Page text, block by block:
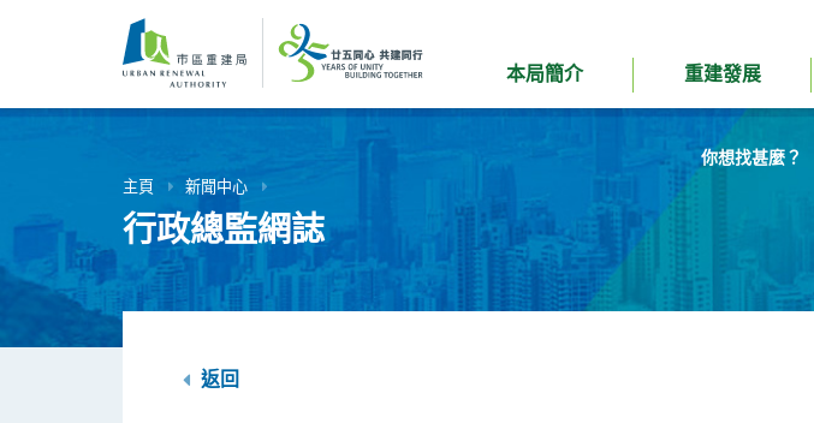
內
本局簡介 重建發展
你想找甚麼？
主頁 新聞中心
行政總監網誌
返回